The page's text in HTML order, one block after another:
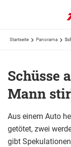
Startseite Panorama
Schüsse
Mann
Aus einem Auto
getötet, zwei
gibt